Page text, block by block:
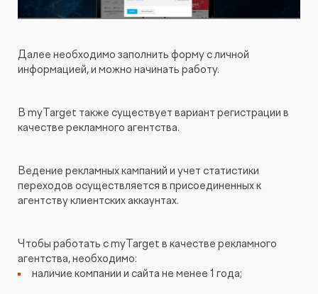
Далее необходимо заполнить форму с личной
информацией, и можно начинать работу.
В myTarget также существует вариант регистрации в
качестве рекламного агентства.
Ведение рекламных кампаний и учет статистики
переходов осуществляется в присоединенных к
агентству клиентских аккаунтах.
Чтобы работать с myTarget в качестве рекламного
агентства, необходимо:
наличие компании и сайта не менее 1 года;